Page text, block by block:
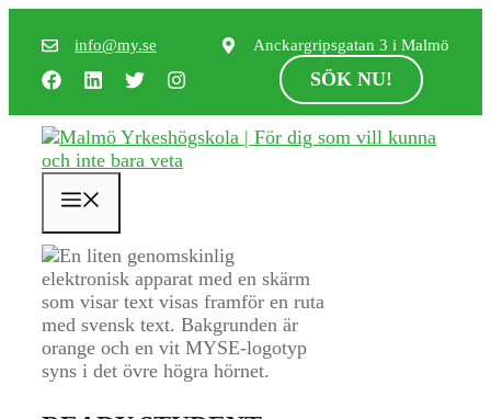
innehåll
info@my.se Anckargripsgatan 3 i Malmö
SÖK NU!